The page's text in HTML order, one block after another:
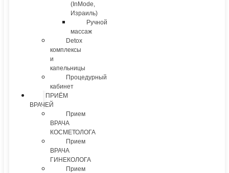
(InMode,
Израиль)
Ручной
массаж
Detox
комплексы
и
капельницы
Процедурный
кабинет
ПРИЁМ
ВРАЧЕЙ
Прием
ВРАЧА
КОСМЕТОЛОГА
Прием
ВРАЧА
ГИНЕКОЛОГА
Прием